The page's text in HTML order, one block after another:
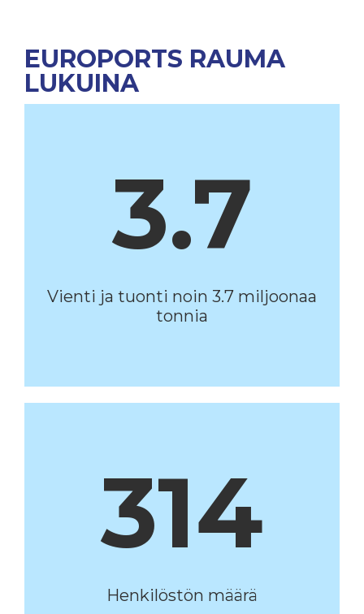
EUROPORTS RAUMA
LUKUINA
Vienti ja tuonti noin 3.7 miljoonaa
tonnia
3.7
Henkilöstön määrä
314